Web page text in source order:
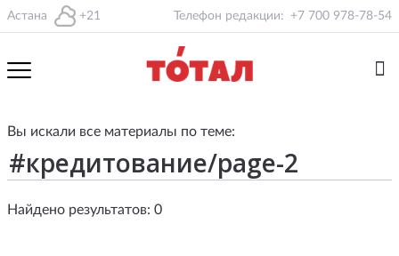
Астана +21 Телефон редакции: +7 700 978-78-54
Вы искали все материалы по теме:
Найдено результатов: 0